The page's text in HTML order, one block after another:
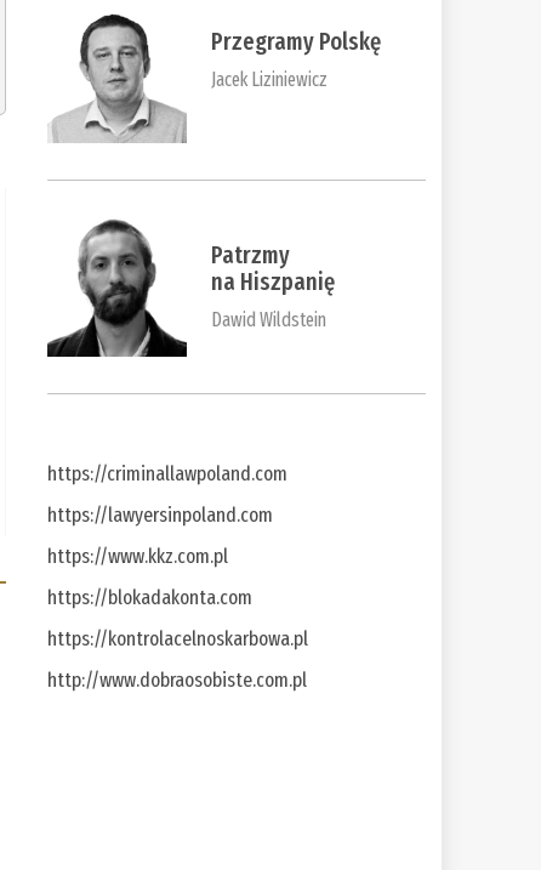
Przegramy Polskę
Jacek Liziniewicz
Patrzmy
na Hiszpanię
Dawid Wildstein
https://criminallawpoland.com
https://lawyersinpoland.com
https://www.kkz.com.pl
https://blokadakonta.com
https://kontrolacelnoskarbowa.pl
http://www.dobraosobiste.com.pl